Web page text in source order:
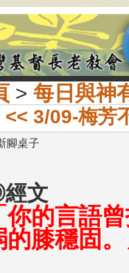
> 每日與神
<< 3/09-梅芳
腳桌子
文
你的言語
的膝穩固